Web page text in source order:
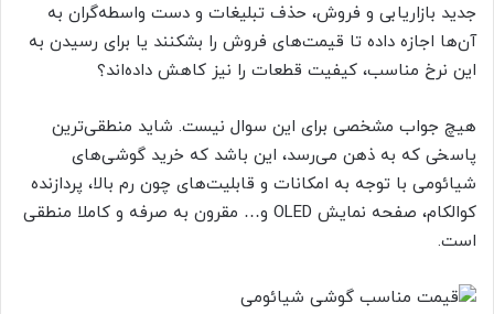
جدید بازاریابی و فروش، حذف تبلیغات و دست واسطه‌گران به
آن‌ها اجازه داده تا قیمت‌های فروش را بشکنند یا برای رسیدن به
این نرخ مناسب، کیفیت قطعات را نیز کاهش داده‌اند؟
هیچ جواب مشخصی برای این سوال نیست. شاید منطقی‌ترین
پاسخی که به ذهن می‌رسد، این باشد که خرید گوشی‌های
شیائومی با توجه به امکانات و قابلیت‌های چون رم بالا، پردازنده
کوالکام، صفحه نمایش OLED و… مقرون به صرفه و کاملا منطقی
است.